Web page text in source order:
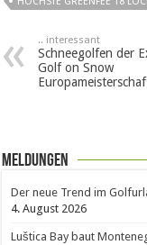
.. interessant
Schneegolfen der
Golf on Snow
Meldungen
Der neue Trend im
4. August 2026
Luštica Bay baut